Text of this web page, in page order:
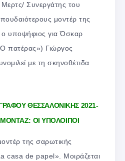
Μερτς/ Συνεργάτης του
μοντέρ της
υποψήφιος για Όσκαρ
πατέρας») Γιώργος
με τη σκηνοθέτιδα
ΘΕΣΣΑΛΟΝΙΚΗΣ 2021-
ΟΙ ΥΠΟΛΟΙΠΟΙ
της σαρωτικής
casa de papel». Μοιράζεται